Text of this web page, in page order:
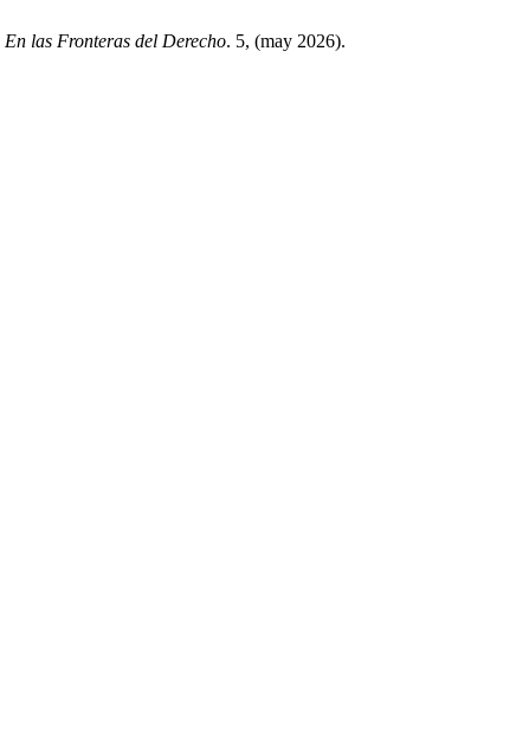
En las Fronteras del Derecho. 5, (may 2026).